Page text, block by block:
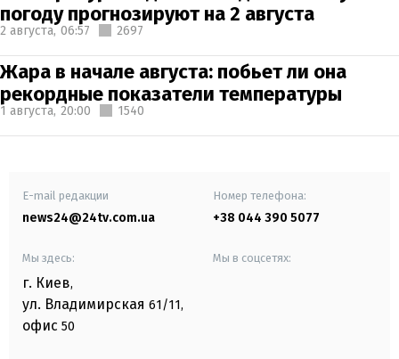
погоду прогнозируют на 2 августа
2 августа, 06:57 2697
Жара в начале августа: побьет ли она
рекордные показатели температуры
1 августа, 20:00 1540
E-mail редакции
news24@24tv.com.ua
Номер телефона:
+38 044 390 5077
Мы здесь:
г. Киев,
ул. Владимирская 61/11,
офис 50
Мы в соцсетях: